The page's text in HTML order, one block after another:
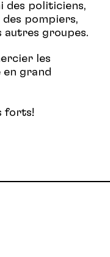
des politiciens,
des pompiers,
autres groupes.
les
grand
forts!